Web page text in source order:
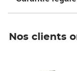
Nos clients